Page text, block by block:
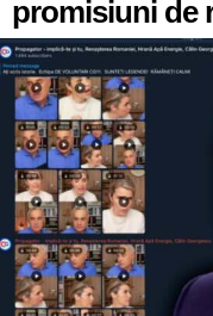
promisiuni de